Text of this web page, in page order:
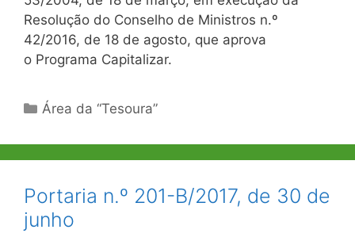
Resolução do Conselho de Ministros n.º
42/2016, de 18 de agosto, que aprova
o Programa Capitalizar.
Categorias
Área da “Tesoura”
Portaria n.º 201-B/2017, de 30 de
junho